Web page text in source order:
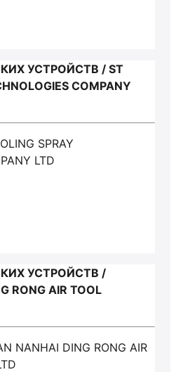
УСТРОЙСТВ / ST
COMPANY
SPRAY
LTD
УСТРОЙСТВ /
RONG AIR TOOL
NANHAI DING RONG AIR